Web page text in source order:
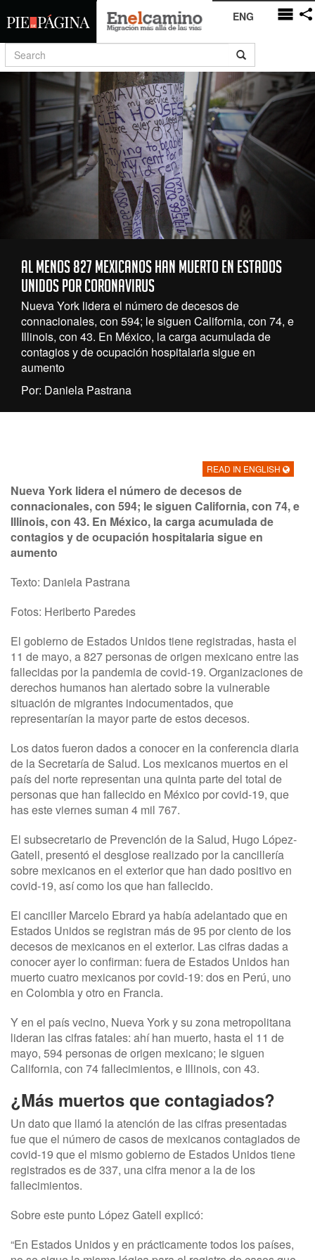
ENG
Al menos 827 mexicanos han muerto en Estados
Unidos por coronavirus
Nueva York lidera el número de decesos de
connacionales, con 594; le siguen California, con 74, e
Illinois, con 43. En México, la carga acumulada de
contagios y de ocupación hospitalaria sigue en
aumento
Por: Daniela Pastrana
READ IN ENGLISH
Nueva York lidera el número de decesos de
connacionales, con 594; le siguen California, con 74, e
Illinois, con 43. En México, la carga acumulada de
contagios y de ocupación hospitalaria sigue en
aumento
Texto: Daniela Pastrana
Fotos: Heriberto Paredes
El gobierno de Estados Unidos tiene registradas, hasta el
11 de mayo, a 827 personas de origen mexicano entre las
fallecidas por la pandemia de covid-19. Organizaciones de
derechos humanos han alertado sobre la vulnerable
situación de migrantes indocumentados, que
representarían la mayor parte de estos decesos.
Los datos fueron dados a conocer en la conferencia diaria
de la Secretaría de Salud. Los mexicanos muertos en el
país del norte representan una quinta parte del total de
personas que han fallecido en México por covid-19, que
has este viernes suman 4 mil 767.
El subsecretario de Prevención de la Salud, Hugo López-
Gatell, presentó el desglose realizado por la cancillería
sobre mexicanos en el exterior que han dado positivo en
covid-19, así como los que han fallecido.
El canciller Marcelo Ebrard ya había adelantado que en
Estados Unidos se registran más de 95 por ciento de los
decesos de mexicanos en el exterior. Las cifras dadas a
conocer ayer lo confirman: fuera de Estados Unidos han
muerto cuatro mexicanos por covid-19: dos en Perú, uno
en Colombia y otro en Francia.
Y en el país vecino, Nueva York y su zona metropolitana
lideran las cifras fatales: ahí han muerto, hasta el 11 de
mayo, 594 personas de origen mexicano; le siguen
California, con 74 fallecimientos, e Illinois, con 43.
¿Más muertos que contagiados?
Un dato que llamó la atención de las cifras presentadas
fue que el número de casos de mexicanos contagiados de
covid-19 que el mismo gobierno de Estados Unidos tiene
registrados es de 337, una cifra menor a la de los
fallecimientos.
Sobre este punto López Gatell explicó:
“En Estados Unidos y en prácticamente todos los países,